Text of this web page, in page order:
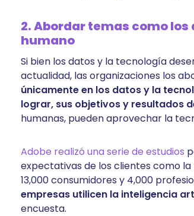
2. Abordar temas como
humano
Si bien los datos y la tecnología
actualidad, las organizaciones los
únicamente en los datos y la
lograr, sus objetivos y resultados
humanas, pueden aprovechar la
Adobe realizó una serie de estudios
expectativas de los clientes como
13,000 consumidores y 4,000
empresas utilicen la inteligencia
encuesta.